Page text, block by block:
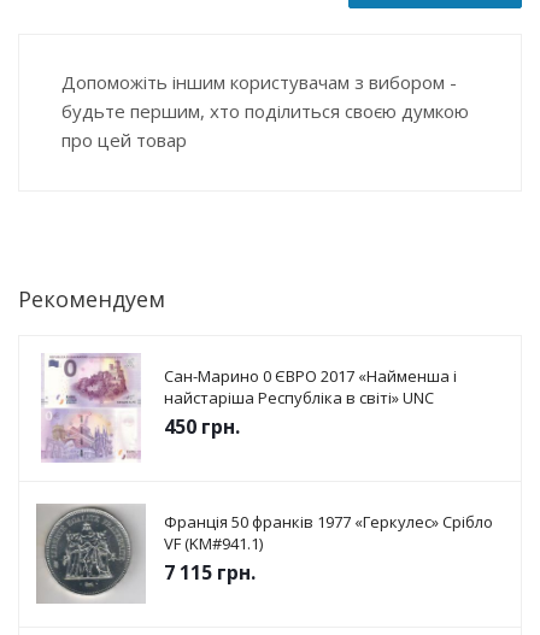
Допоможіть іншим користувачам з вибором -
будьте першим, хто поділиться своєю думкою
про цей товар
Рекомендуем
Сан-Марино 0 ЄВРО 2017 «Найменша і
найстаріша Республіка в світі» UNC
450 грн.
Франція 50 франків 1977 «Геркулес» Срібло
VF (KM#941.1)
7 115 грн.